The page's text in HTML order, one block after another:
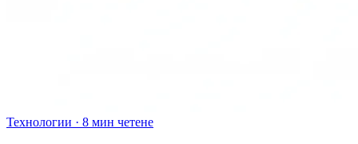
Технологии · 8 мин четене